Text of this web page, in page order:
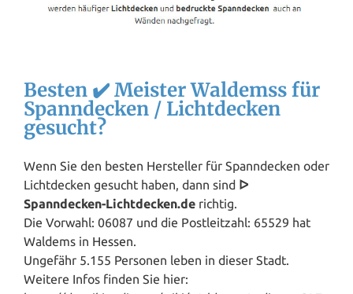
Besten ✔️ Meister Waldemss für
Spanndecken / Lichtdecken
gesucht?
Wenn Sie den besten Hersteller für Spanndecken oder
Lichtdecken gesucht haben, dann sind ᐅ
Spanndecken-Lichtdecken.de richtig.
Die Vorwahl: 06087 und die Postleitzahl: 65529 hat
Waldems in Hessen.
Ungefähr 5.155 Personen leben in dieser Stadt.
Weitere Infos finden Sie hier: